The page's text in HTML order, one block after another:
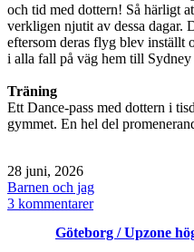
och tid med dottern! Så härligt
verkligen njutit av dessa dagar.
eftersom deras flyg blev inställt
i alla fall på väg hem till Sydney
Träning
Ett Dance-pass med dottern i
gymmet. En hel del
Publicerat
den
28 juni, 2026
Kategoriserat
som
Barnen och jag
3 kommentarertill
/
Göteborg / Upzone